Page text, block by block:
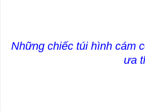
Những chiếc túi hình cám
ưa